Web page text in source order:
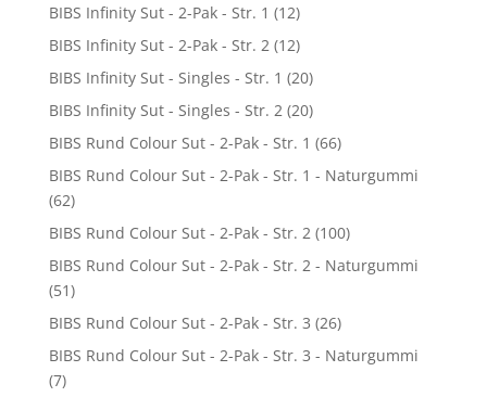
BIBS Infinity Sut - 2-Pak - Str. 1 (12)
BIBS Infinity Sut - 2-Pak - Str. 2 (12)
BIBS Infinity Sut - Singles - Str. 1 (20)
BIBS Infinity Sut - Singles - Str. 2 (20)
BIBS Rund Colour Sut - 2-Pak - Str. 1 (66)
BIBS Rund Colour Sut - 2-Pak - Str. 1 - Naturgummi
(62)
BIBS Rund Colour Sut - 2-Pak - Str. 2 (100)
BIBS Rund Colour Sut - 2-Pak - Str. 2 - Naturgummi
(51)
BIBS Rund Colour Sut - 2-Pak - Str. 3 (26)
BIBS Rund Colour Sut - 2-Pak - Str. 3 - Naturgummi
(7)